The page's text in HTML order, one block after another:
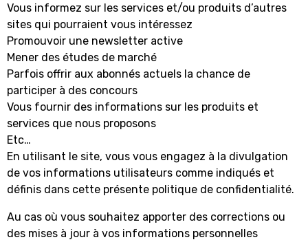
Vous informez sur les services et/ou produits d’autres
sites qui pourraient vous intéressez
Promouvoir une newsletter active
Mener des études de marché
Parfois offrir aux abonnés actuels la chance de
participer à des concours
Vous fournir des informations sur les produits et
services que nous proposons
Etc…
En utilisant le site, vous vous engagez à la divulgation
de vos informations utilisateurs comme indiqués et
définis dans cette présente politique de confidentialité.
Au cas où vous souhaitez apporter des corrections ou
des mises à jour à vos informations personnelles